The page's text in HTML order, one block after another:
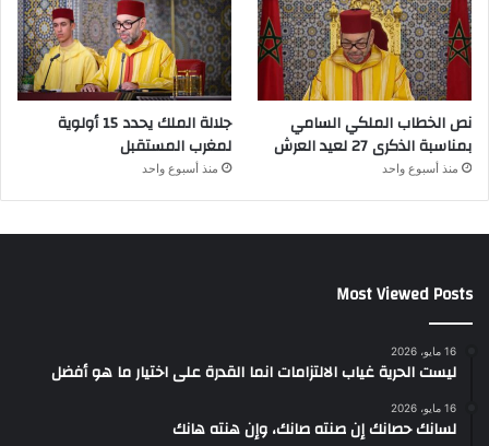
نص الخطاب الملكي السامي
بمناسبة الذكرى 27 لعيد العرش
منذ أسبوع واحد
جلالة الملك يحدد 15 أولوية
لمغرب المستقبل
منذ أسبوع واحد
Most Viewed Posts
16 مايو، 2026
ليست الحرية غياب الالتزامات انما القدرة على اختيار ما هو أفضل
16 مايو، 2026
لسانك حصانك إن صنته صانك، وإن هنته هانك